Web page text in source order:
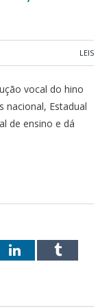
LEIS
vocal do hino
nacional, Estadual
de ensino e dá
LinkedInTumblr